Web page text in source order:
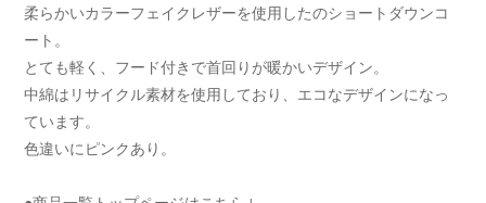
柔らかいカラーフェイクレザーを使用したのショートダウンコ
ート。
とても軽く、フード付きで首回りが暖かいデザイン。
中綿はリサイクル素材を使用しており、エコなデザインになっ
ています。
色違いにピンクあり。